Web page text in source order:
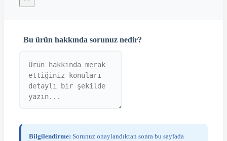
Bu ürün hakkında sorunuz nedir?
Bilgilendirme: Sorunuz onaylandıktan sonra bu sayfada